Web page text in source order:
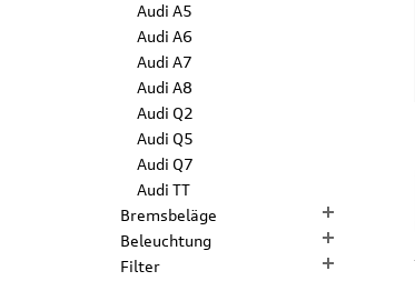
Audi A5
Audi A6
Audi A7
Audi A8
Audi Q2
Audi Q5
Audi Q7
Audi TT
Bremsbeläge
Beleuchtung
Filter